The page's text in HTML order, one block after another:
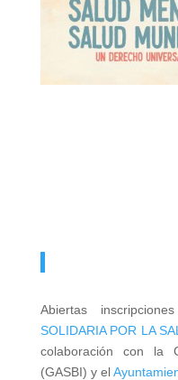
Abiertas
SOLIDARIA POR LA
colaboración con la
(GASBI) y el